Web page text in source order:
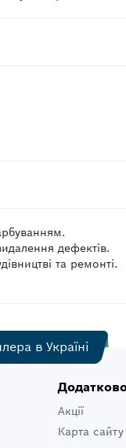
дефектів.
та ремонті.
в Україні
Акції
Карта сайту